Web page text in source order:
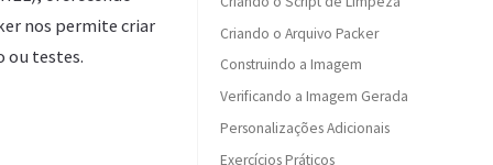
nos permite criar
ou testes.
Fonte de Instalação
Particionamento
Usuários
Pacotes
Pós-instalação
Criando o Arquivo Packer
Variáveis
Configuração QEMU
Boot Command
Provisionadores
Construindo a Imagem
Verificando a Imagem Gerada
Testando a Imagem
Personalizações Adicionais
Adicionando Pacotes
Exercícios Práticos